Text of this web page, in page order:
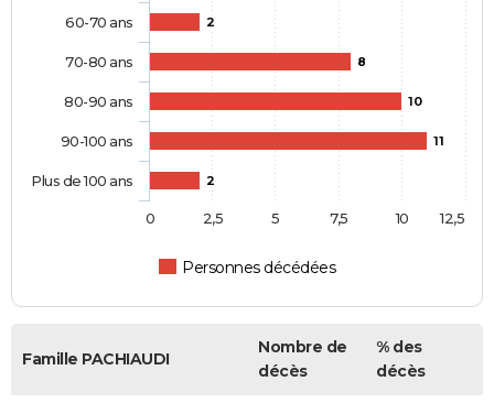
2
8
10
11
2
Personnes décédées
60-70 ans
70-80 ans
80-90 ans
90-100 ans
Plus de 100 ans
0 10
2,5 5 7,5 12,5
Famille PACHIAUDI
Nombre de
décès
% des
décès